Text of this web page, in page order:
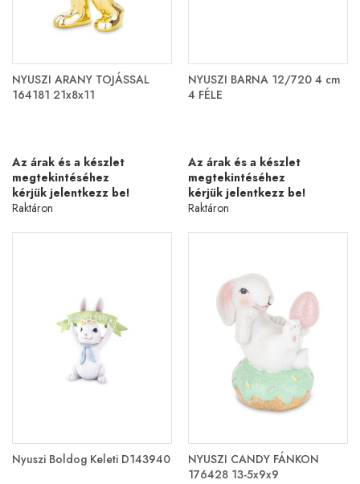
NYUSZI ARANY TOJÁSSAL
164181 21x8x11
Az árak és a készlet
megtekintéséhez
kérjük jelentkezz be!
Raktáron
NYUSZI BARNA 12/720 4 cm
4 FÉLE
Az árak és a készlet
megtekintéséhez
kérjük jelentkezz be!
Raktáron
Nyuszi Boldog Keleti D143940
NYUSZI CANDY FÁNKON
176428 13-5x9x9